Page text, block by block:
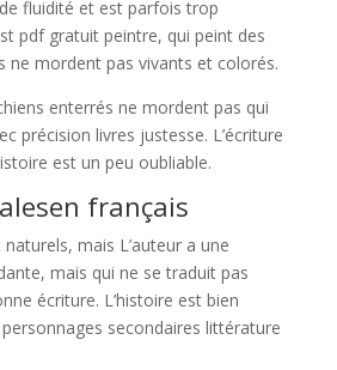
fluidité et est parfois trop
pdf gratuit peintre, qui peint des
ne mordent pas vivants et colorés.
enterrés ne mordent pas qui
précision livres justesse. L’écriture
est un peu oubliable.
français
mais L’auteur a une
mais qui ne se traduit pas
écriture. L’histoire est bien
secondaires littérature